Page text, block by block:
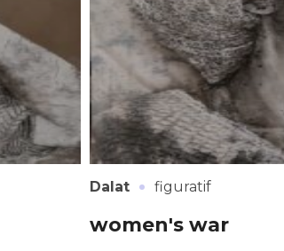
Dalat · figuratif
women's war